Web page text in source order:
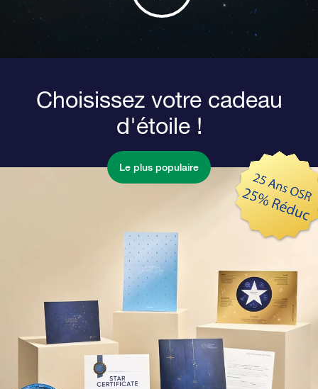
Choisissez votre cadeau
d'étoile !
Le plus populaire